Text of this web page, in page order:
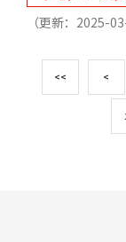
（更新： 2025-
<< <